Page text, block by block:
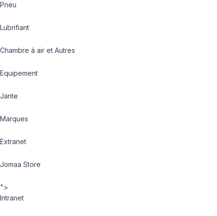
Pneu
Lubrifiant
Chambre à air et Autres
Equipement
Jante
Marques
Extranet
Jomaa Store
">
Intranet